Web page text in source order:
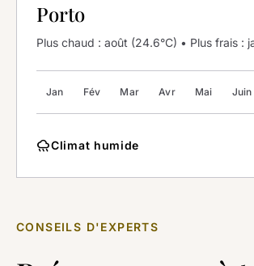
Porto
Plus chaud : août (24.6°C) • Plus frais :
Jan Fév Mar Avr Mai Juin
rainyClimat humide
CONSEILS D'EXPERTS